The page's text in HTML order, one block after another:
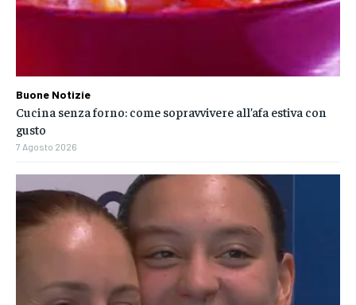
Buone Notizie
Cucina senza forno: come sopravvivere all’afa estiva con
gusto
7 Agosto 2026